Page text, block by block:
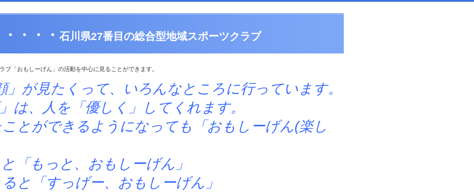
・・・・ 石川県27番目の総合型地域スポーツクラブ
「おもしーげん」の活動を中心に見ることができます。
」が見たくって、いろんなところに行っています。
「優しく」してくれます。
るようになっても「おもしーげん(楽し
と、おもしーげん」
っげー、おもしーげん」